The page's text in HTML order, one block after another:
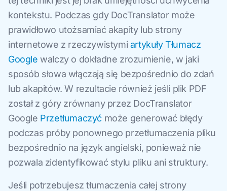
kontekstu. Podczas gdy DocTranslator może
prawidłowo utożsamiać akapity lub strony
internetowe z rzeczywistymiartykuły Tłumacz
Google walczy o dokładne zrozumienie, w jaki
sposób słowa włączają się bezpośrednio do zdań
lub akapitów. W rezultacie również jeśli plik PDF
został z góry zrównany przez DocTranslator
Google Przetłumaczyć może generować błędy
podczas próby ponownego przetłumaczenia pliku
bezpośrednio na język angielski, ponieważ nie
pozwala zidentyfikować stylu pliku ani struktury.
Jeśli potrzebujesz tłumaczenia całej strony